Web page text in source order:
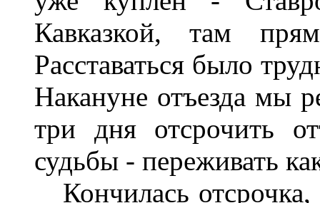
Кавказкой, там
Расставаться было
Накануне отъезда мы
три дня отсрочить
судьбы - переживать
Кончилась